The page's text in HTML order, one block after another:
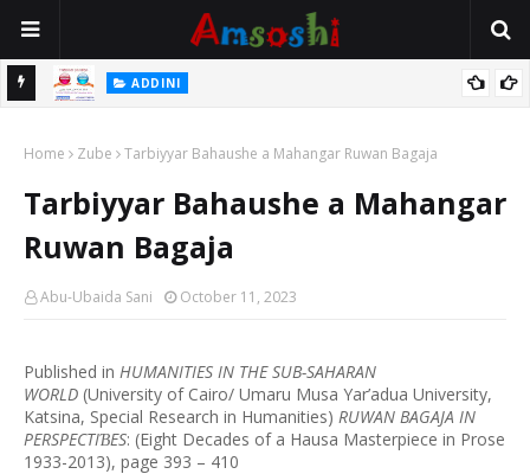
ADDINI
Home Zube Tarbiyyar Bahaushe a Mahangar Ruwan Bagaja
Tarbiyyar Bahaushe a Mahangar
Ruwan Bagaja
Abu-Ubaida Sani October 11, 2023
Published in HUMANITIES IN THE SUB-SAHARAN
WORLD (University of Cairo/ Umaru Musa Yar’adua University,
Katsina, Special Research in Humanities) RUWAN BAGAJA IN
PERSPECTIƁES: (Eight Decades of a Hausa Masterpiece in Prose
1933-2013), page 393 – 410